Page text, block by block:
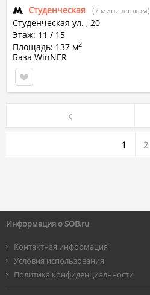
Студенческая (7 мин. пешком)
Студенческая ул. , 20
Этаж: 11 / 15
Площадь: 137 м2
База WinNER
1 2
Информация о SOB.ru
Контактная информация
Условия использования
Политика конфиденциальности